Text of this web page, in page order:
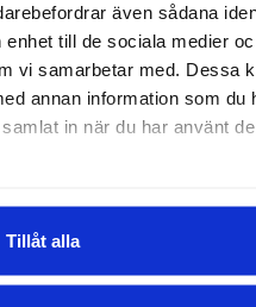
även sådana
till de sociala medier
vi samarbetar med. Dessa
annan information som du
in när du har använt
Tillåt alla
har